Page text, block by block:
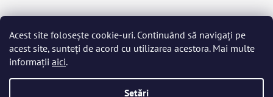
Acest site folosește cookie-uri. Continuând să navigați pe
acest site, sunteți de acord cu utilizarea acestora. Mai multe
informații aici.
Setări
Čeština Slovenčina English Deutsch Magyar
Język polski
Română Italiano Español Français
Português
Nederlands Українська Ελληνικά Svenska Dansk